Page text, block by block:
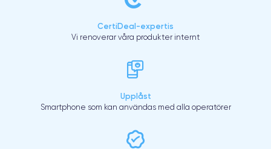
CertiDeal-expertis
Vi renoverar våra produkter internt
Upplåst
Smartphone som kan användas med alla operatörer